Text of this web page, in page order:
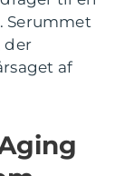
Serummet
der
af